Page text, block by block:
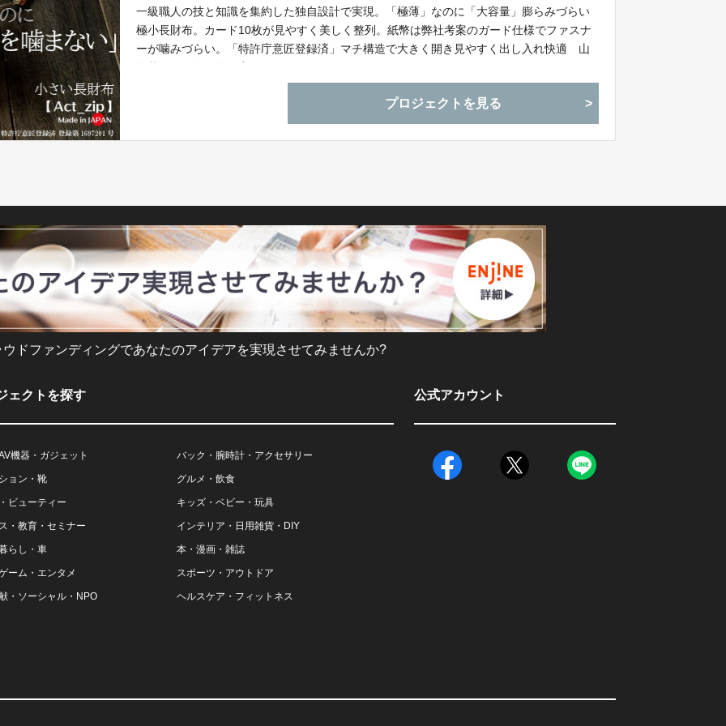
一級職人の技と知識を集約した独自設計で実現。「極薄」なのに「大容量」膨らみづらい
極小長財布。カード10枚が見やすく美しく整列。紙幣は弊社考案のガード仕様でファスナ
ーが噛みづらい。「特許庁意匠登録済」マチ構造で大きく開き見やすく出し入れ快適 山
プロジェクトを見る
ウドファンディングであなたのアイデアを実現させてみませんか?
ェクトを探す
機器・ガジェット バック・腕時計・アクセサリー
ョン・靴 グルメ・飲食
ビューティー キッズ・ベビー・玩具
・教育・セミナー インテリア・日用雑貨・DIY
らし・車 本・漫画・雑誌
ーム・エンタメ スポーツ・アウトドア
・ソーシャル・NPO ヘルスケア・フィットネス
公式アカウント